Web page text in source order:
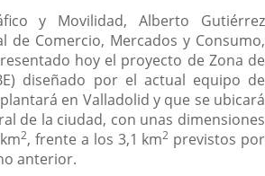
y Movilidad, Alberto Gutiérrez
de Comercio, Mercados y Consumo,
hoy el proyecto de Zona de
diseñado por el actual equipo de
en Valladolid y que se ubicará
de la ciudad, con unas dimensiones
2, frente a los 3,1 km2 previstos por
anterior.